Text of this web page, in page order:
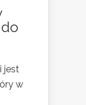
jest
w